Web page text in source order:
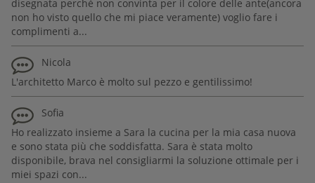
disegnata perché non convinta per il colore delle ante(ancora
non ho visto quello che mi piace veramente) voglio fare i
complimenti a...
Nicola
L'architetto Marco è molto sul pezzo e gentilissimo!
Sofia
Ho realizzato insieme a Sara la cucina per la mia casa nuova
e sono stata più che soddisfatta. Sara è stata molto
disponibile, brava nel consigliarmi la soluzione ottimale per i
miei spazi con...